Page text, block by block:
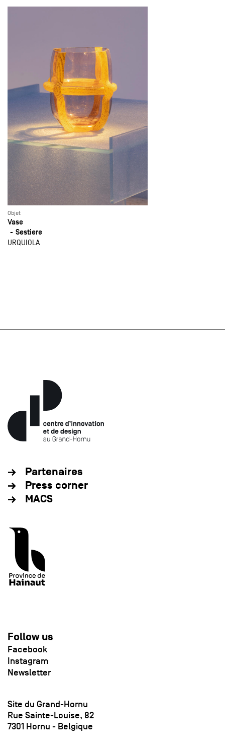
Objet
Vase
Sestiere
URQUIOLA
Partenaires
Press corner
MACS
Follow us
Facebook
Instagram
Newsletter
Site du Grand-Hornu
Rue Sainte-Louise, 82
7301 Hornu - Belgique